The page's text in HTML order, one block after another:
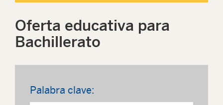
Oferta educativa para
Bachillerato
Palabra clave: